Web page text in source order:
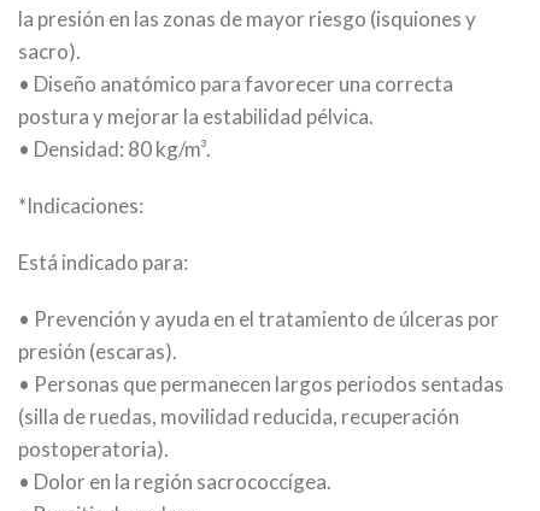
la presión en las zonas de mayor riesgo (isquiones y
sacro).
• Diseño anatómico para favorecer una correcta
postura y mejorar la estabilidad pélvica.
• Densidad: 80 kg/m³.
*Indicaciones:
Está indicado para:
• Prevención y ayuda en el tratamiento de úlceras por
presión (escaras).
• Personas que permanecen largos periodos sentadas
(silla de ruedas, movilidad reducida, recuperación
postoperatoria).
• Dolor en la región sacrococcígea.